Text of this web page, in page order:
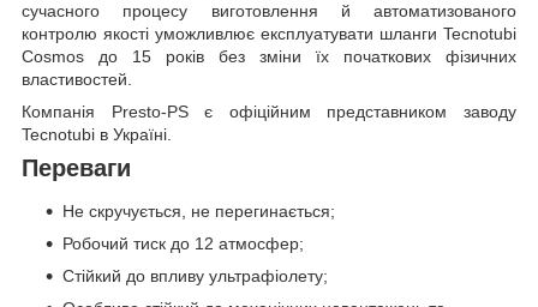
сучасного процесу виготовлення й автоматизованого
контролю якості уможливлює експлуатувати шланги Tecnotubi
Cosmos до 15 років без зміни їх початкових фізичних
властивостей.
Компанія Presto-PS є офіційним представником заводу
Tecnotubi в Україні.
Переваги
Не скручується, не перегинається;
Робочий тиск до 12 атмосфер;
Стійкий до впливу ультрафіолету;